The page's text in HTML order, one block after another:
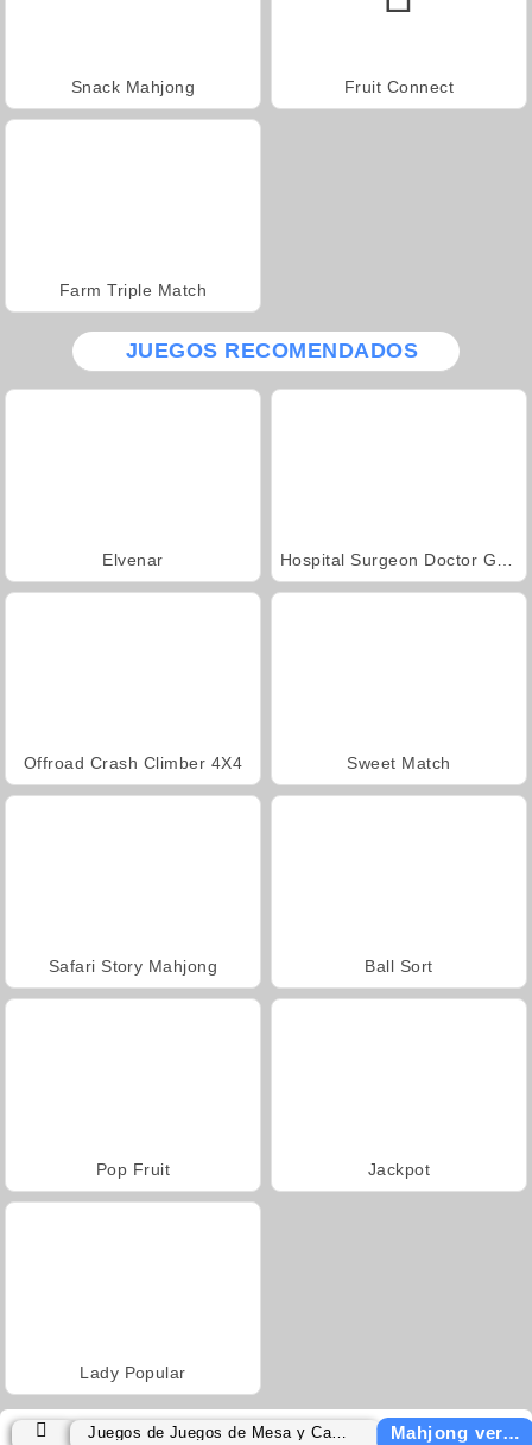
Snack Mahjong Fruit Connect
Farm Triple Match
JUEGOS RECOMENDADOS
Elvenar
Offroad Crash Climber 4X4 Sweet Match
Safari Story Mahjong Ball Sort
Pop Fruit Jackpot
Lady Popular
Mahjong verde